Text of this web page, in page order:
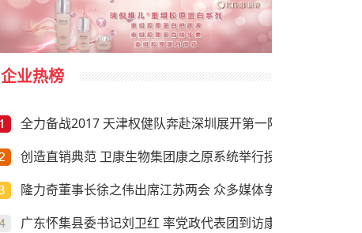
企业热榜
全力备战2017 天津权健队奔赴深圳展开第一阶段冬训
创造直销典范 卫康生物集团康之原系统举行授旗仪式
隆力奇董事长徐之伟出席江苏两会 众多媒体争相采访
广东怀集县委书记刘卫红 率党政代表团到访康美药业